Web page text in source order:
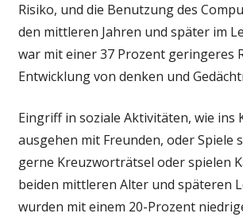
Risiko, und die Benutzung des
den mittleren Jahren und später im
war mit einer 37 Prozent geringeres
Entwicklung von denken und
Eingriff in soziale Aktivitäten, wie ins
ausgehen mit Freunden, oder Spiele
gerne Kreuzworträtsel oder spielen
beiden mittleren Alter und späteren
wurden mit einem 20-Prozent